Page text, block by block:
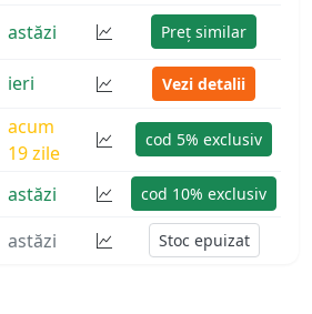
astăzi Preț similar
ieri Vezi detalii
acum
19 zile
cod 5% exclusiv
astăzi cod 10% exclusiv
astăzi Stoc epuizat